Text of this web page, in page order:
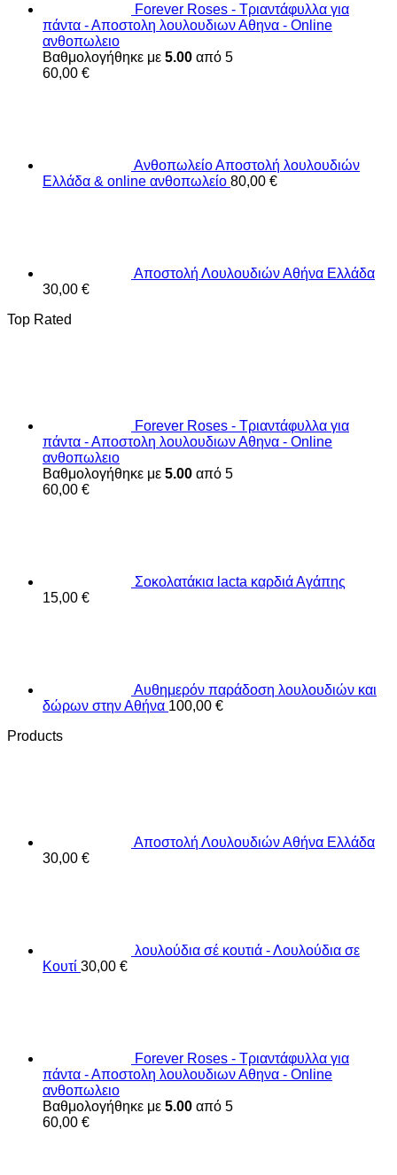
Forever Roses - Τριαντάφυλλα για
πάντα - Αποστολη λουλουδιων Αθηνα - Online
ανθοπωλειο
Βαθμολογήθηκε με 5.00 από 5
60,00 €
Ανθοπωλείο Αποστολή λουλουδιών
Ελλάδα & online ανθοπωλείο 80,00 €
Αποστολή Λουλουδιών Αθήνα Ελλάδα
30,00 €
Top Rated
Forever Roses - Τριαντάφυλλα για
πάντα - Αποστολη λουλουδιων Αθηνα - Online
ανθοπωλειο
Βαθμολογήθηκε με 5.00 από 5
60,00 €
Σοκολατάκια lacta καρδιά Αγάπης
15,00 €
Αυθημερόν παράδοση λουλουδιών και
δώρων στην Αθήνα 100,00 €
Products
Αποστολή Λουλουδιών Αθήνα Ελλάδα
30,00 €
λουλούδια σέ κουτιά - Λουλούδια σε
Κουτί 30,00 €
Forever Roses - Τριαντάφυλλα για
πάντα - Αποστολη λουλουδιων Αθηνα - Online
ανθοπωλειο
Βαθμολογήθηκε με 5.00 από 5
60,00 €